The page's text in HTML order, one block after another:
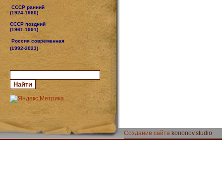
СССР ранний
(1924-1960)
СССР поздний
(1961-1991)
Россия современная
(1992-2023)
Создание сайта kononov.studio